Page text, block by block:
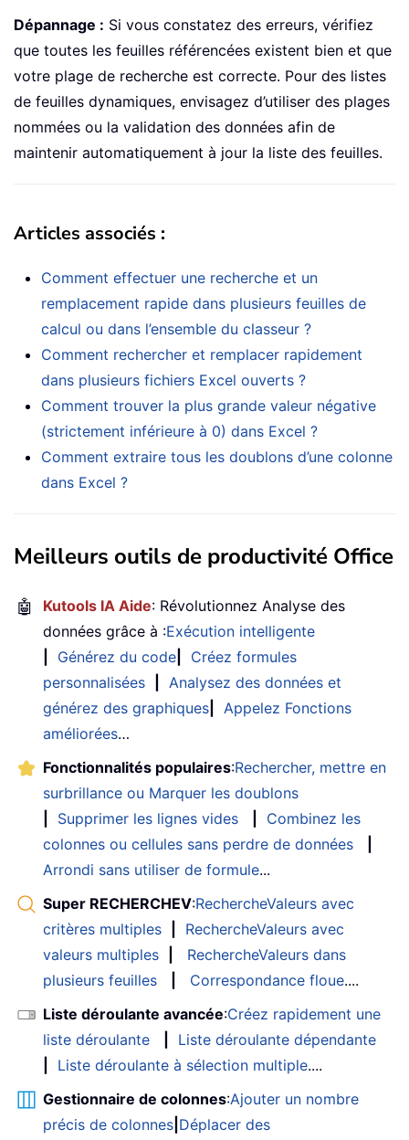
Dépannage : Si vous constatez des erreurs, vérifiez
que toutes les feuilles référencées existent bien et que
votre plage de recherche est correcte. Pour des listes
de feuilles dynamiques, envisagez d’utiliser des plages
nommées ou la validation des données afin de
maintenir automatiquement à jour la liste des feuilles.
Articles associés :
Comment effectuer une recherche et un
remplacement rapide dans plusieurs feuilles de
calcul ou dans l’ensemble du classeur ?
Comment rechercher et remplacer rapidement
dans plusieurs fichiers Excel ouverts ?
Comment trouver la plus grande valeur négative
(strictement inférieure à 0) dans Excel ?
Comment extraire tous les doublons d’une colonne
dans Excel ?
Meilleurs outils de productivité Office
🤖 Kutools IA Aide: Révolutionnez Analyse des
données grâce à :Exécution intelligente
Générez du code
Créez formules
personnalisées
Analysez des données et
générez des graphiques
Appelez Fonctions
améliorées…
Fonctionnalités populaires:Rechercher, mettre en
surbrillance ou Marquer les doublons
Supprimer les lignes vides
Combinez les
colonnes ou cellules sans perdre de données
Arrondi sans utiliser de formule...
Super RECHERCHEV:RechercheValeurs avec
critères multiples
RechercheValeurs avec
valeurs multiples
RechercheValeurs dans
plusieurs feuilles
Correspondance floue....
Liste déroulante avancée:Créez rapidement une
liste déroulante
Liste déroulante dépendante
Liste déroulante à sélection multiple....
Gestionnaire de colonnes:Ajouter un nombre
précis de colonnes Déplacer des